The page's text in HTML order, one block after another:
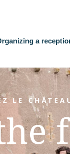
a
LE